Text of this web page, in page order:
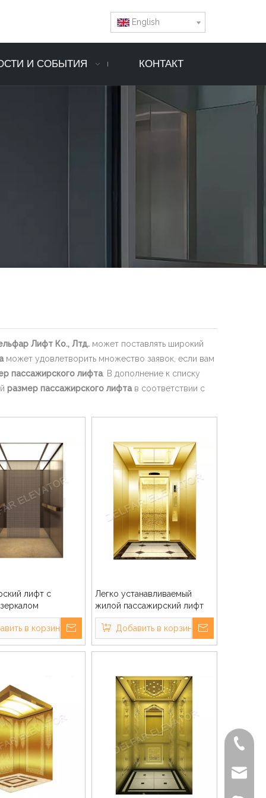
English
И СОБЫТИЯ КОНТАКТ
Лифт Ко., Лтд. может поставлять широкий
может удовлетворить множество заявок, если вам
пассажирского лифта. В дополнение к списку
размер пассажирского лифтав соответствии с
лифт с
и высоким
в корзину
Легко устанавливаемый
жилой пассажирский лифт
Добавить в корзину
+86-